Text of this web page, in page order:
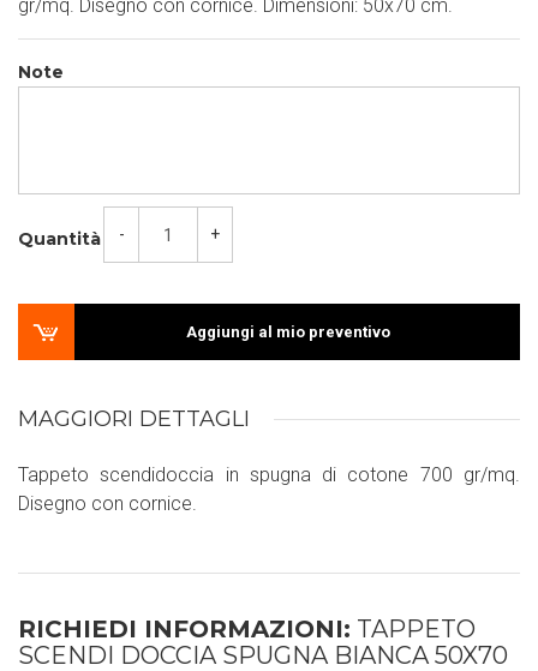
gr/mq. Disegno con cornice. Dimensioni: 50x70 cm.
Note
Quantità - +
Aggiungi al mio preventivo
MAGGIORI DETTAGLI
Tappeto scendidoccia in spugna di cotone 700 gr/mq.
Disegno con cornice.
RICHIEDI INFORMAZIONI: TAPPETO
SCENDI DOCCIA SPUGNA BIANCA 50X70